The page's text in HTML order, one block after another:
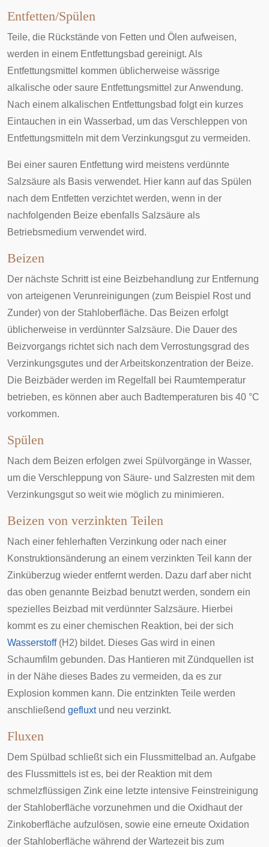
Entfetten/Spülen
Teile, die Rückstände von Fetten und Ölen aufweisen,
werden in einem Entfettungsbad gereinigt. Als
Entfettungsmittel kommen üblicherweise wässrige
alkalische oder saure Entfettungsmittel zur Anwendung.
Nach einem alkalischen Entfettungsbad folgt ein kurzes
Eintauchen in ein Wasserbad, um das Verschleppen von
Entfettungsmitteln mit dem Verzinkungsgut zu vermeiden.
Bei einer sauren Entfettung wird meistens verdünnte
Salzsäure als Basis verwendet. Hier kann auf das Spülen
nach dem Entfetten verzichtet werden, wenn in der
nachfolgenden Beize ebenfalls Salzsäure als
Betriebsmedium verwendet wird.
Beizen
Der nächste Schritt ist eine Beizbehandlung zur Entfernung
von arteigenen Verunreinigungen (zum Beispiel Rost und
Zunder) von der Stahloberfläche. Das Beizen erfolgt
üblicherweise in verdünnter Salzsäure. Die Dauer des
Beizvorgangs richtet sich nach dem Verrostungsgrad des
Verzinkungsgutes und der Arbeitskonzentration der Beize.
Die Beizbäder werden im Regelfall bei Raumtemperatur
betrieben, es können aber auch Badtemperaturen bis 40 °C
vorkommen.
Spülen
Nach dem Beizen erfolgen zwei Spülvorgänge in Wasser,
um die Verschleppung von Säure- und Salzresten mit dem
Verzinkungsgut so weit wie möglich zu minimieren.
Beizen von verzinkten Teilen
Nach einer fehlerhaften Verzinkung oder nach einer
Konstruktionsänderung an einem verzinkten Teil kann der
Zinküberzug wieder entfernt werden. Dazu darf aber nicht
das oben genannte Beizbad benutzt werden, sondern ein
spezielles Beizbad mit verdünnter Salzsäure. Hierbei
kommt es zu einer chemischen Reaktion, bei der sich
Wasserstoff(H 2) bildet. Dieses Gas wird in einen
Schaumfilm gebunden. Das Hantieren mit Zündquellen ist
in der Nähe dieses Bades zu vermeiden, da es zur
Explosion kommen kann. Die entzinkten Teile werden
anschließend gefluxtund neu verzinkt.
Fluxen
Dem Spülbad schließt sich ein Flussmittelbad an. Aufgabe
des Flussmittels ist es, bei der Reaktion mit dem
schmelzflüssigen Zink eine letzte intensive Feinstreinigung
der Stahloberfläche vorzunehmen und die Oxidhaut der
Zinkoberfläche aufzulösen, sowie eine erneute Oxidation
der Stahloberfläche während der Wartezeit bis zum